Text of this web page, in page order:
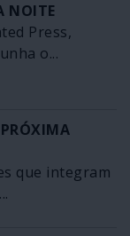
NOITE
Press,
o...
que integram